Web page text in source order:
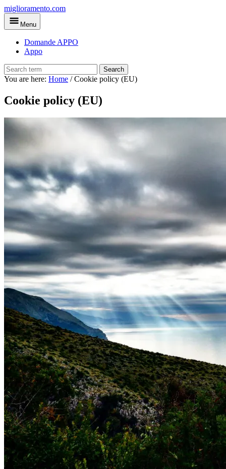
Skip
to
main
miglioramento.com
Menu
Domande APPO
Appo
Search
You are here: Home /Cookie policy (EU)
Cookie policy (EU)